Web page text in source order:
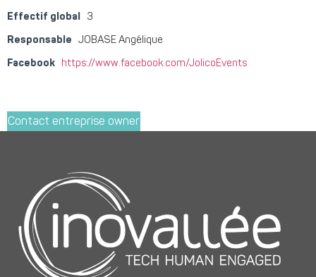
Effectif global 3
Responsable JOBASE Angélique
Facebook https://www.facebook.com/JolicoEvents
Contact entreprise owner